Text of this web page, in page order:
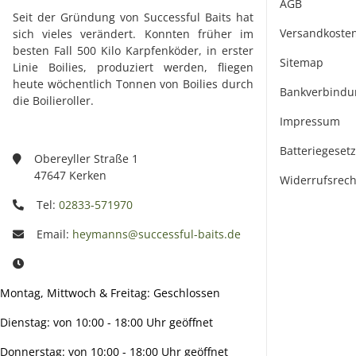
Seit der Gründung von Successful Baits hat
sich vieles verändert. Konnten früher im
besten Fall 500 Kilo Karpfenköder, in erster
Linie Boilies, produziert werden, fliegen
heute wöchentlich Tonnen von Boilies durch
die Boilieroller.
Obereyller Straße 1
47647 Kerken
Tel: 02833-571970
Email: heymanns@successful-baits.de
Montag, Mittwoch & Freitag: Geschlossen
Dienstag: von 10:00 - 18:00 Uhr geöffnet
Donnerstag: von 10:00 - 18:00 Uhr geöffnet
AGB
Sitemap
Impressum